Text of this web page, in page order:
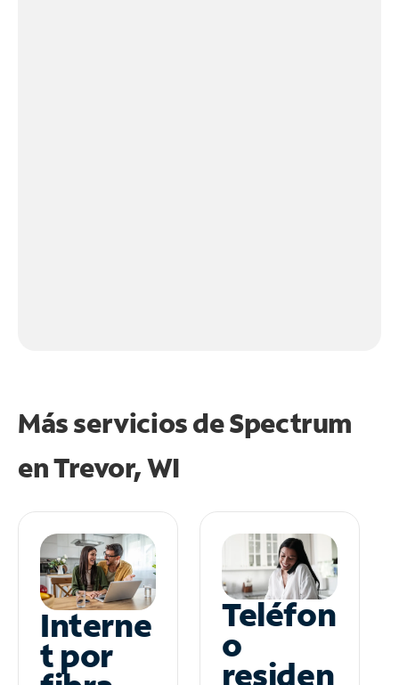
Más servicios de Spectrum
enTrevor, WI
Interne
t por
Teléfon
o
residen